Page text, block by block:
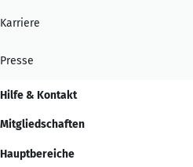
Karriere
Presse
Hilfe & Kontakt
Mitgliedschaften
Hauptbereiche